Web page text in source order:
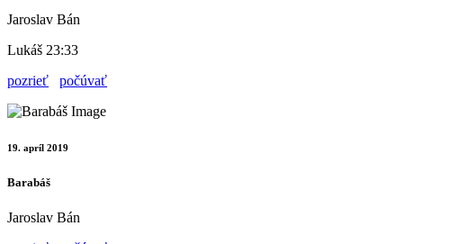
Jaroslav Bán
Lukáš 23:33
pozrieť
počúvať
19. apríl 2019
Barabáš
Jaroslav Bán